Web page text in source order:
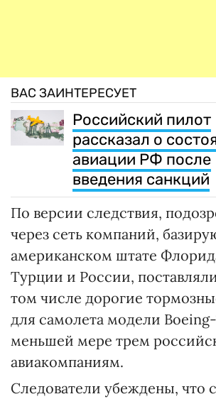
ВАС ЗАИНТЕРЕСУЕТ
Российский пилот
рассказал о
авиации РФ после
введения санкций
По версии следствия,
через сеть компаний,
американском штате
Турции и России,
том числе дорогие
для самолета модели Boeing-
меньшей мере трем
авиакомпаниям.
Следователи убеждены, что